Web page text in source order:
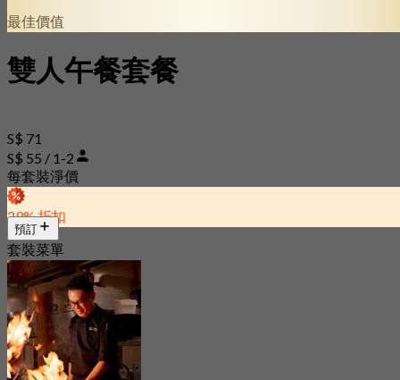
最佳價值
雙人午餐套餐
S$ 71
S$ 55 / 1-2
每套裝淨價
29% 折扣
預訂
套裝菜單